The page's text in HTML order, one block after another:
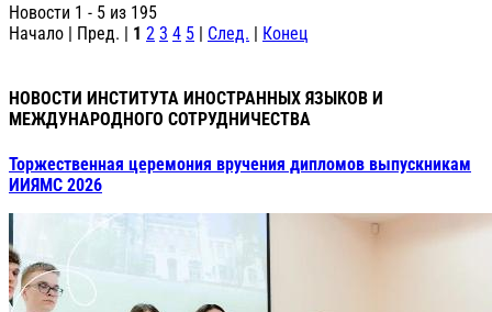
Новости 1 - 5 из 195
Начало | Пред. | 1 2 3 4 5 | След. | Конец
НОВОСТИ ИНСТИТУТА ИНОСТРАННЫХ ЯЗЫКОВ И
МЕЖДУНАРОДНОГО СОТРУДНИЧЕСТВА
Торжественная церемония вручения дипломов выпускникам
ИИЯМС 2026